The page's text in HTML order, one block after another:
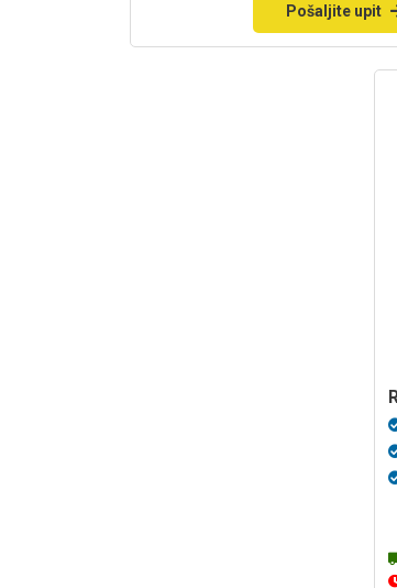
Pošaljite upit